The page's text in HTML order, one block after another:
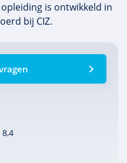
is ontwikkeld in
bij CIZ.